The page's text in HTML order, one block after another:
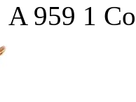
A 959 1